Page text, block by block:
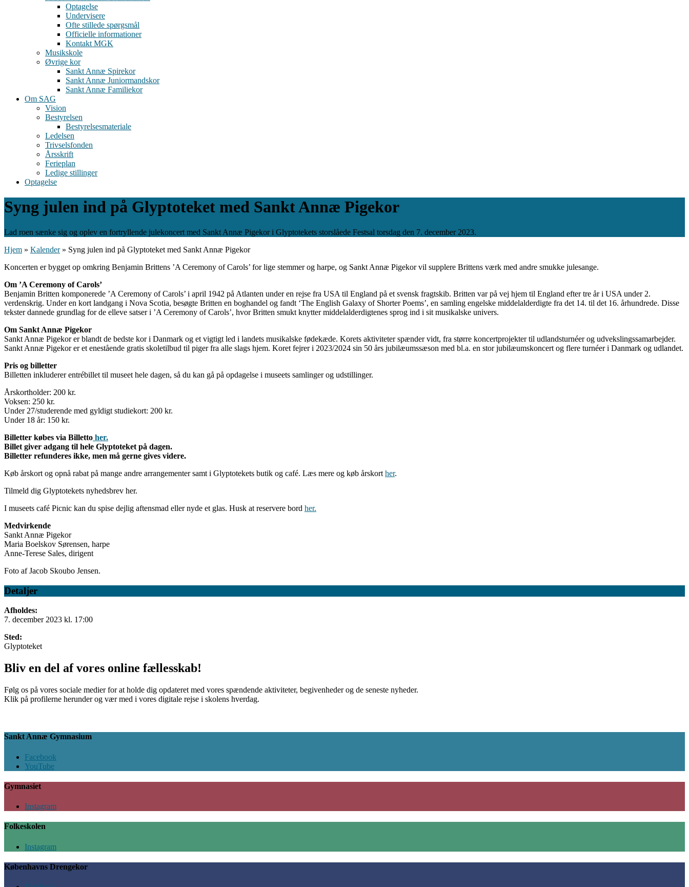
Optagelse
Undervisere
Ofte stillede spørgsmål
Officielle informationer
Kontakt MGK
Musikskole
Øvrige kor
Sankt Annæ Spirekor
Sankt Annæ Juniormandskor
Sankt Annæ Familiekor
Om SAG
Vision
Bestyrelsen
Bestyrelsesmateriale
Ledelsen
Trivselsfonden
Årsskrift
Ferieplan
Ledige stillinger
Optagelse
Syng julen ind på Glyptoteket med Sankt Annæ Pigekor
Lad roen sænke sig og oplev en fortryllende julekoncert med Sankt Annæ Pigekor i Glyptotekets storslåede Festsal torsdag den 7. december 2023.
Hjem » Kalender» Syng julen ind på Glyptoteket med Sankt Annæ Pigekor
Koncerten er bygget op omkring Benjamin Brittens ’A Ceremony of Carols’ for lige stemmer og harpe, og Sankt Annæ Pigekor vil supplere Brittens værk med andre smukke julesange.
Om ’A Ceremony of Carols’
Benjamin Britten komponerede ’A Ceremony of Carols’ i april 1942 på Atlanten under en rejse fra USA til England på et svensk fragtskib. Britten var på vej hjem til England efter tre år i USA under 2.
verdenskrig. Under en kort landgang i Nova Scotia, besøgte Britten en boghandel og fandt ‘The English Galaxy of Shorter Poems’, en samling engelske middelalderdigte fra det 14. til det 16. århundrede. Disse
tekster dannede grundlag for de elleve satser i ’A Ceremony of Carols’, hvor Britten smukt knytter middelalderdigtenes sprog ind i sit musikalske univers.
Om Sankt Annæ Pigekor
Sankt Annæ Pigekor er blandt de bedste kor i Danmark og et vigtigt led i landets musikalske fødekæde. Korets aktiviteter spænder vidt, fra større koncertprojekter til udlandsturnéer og udvekslingssamarbejder.
Sankt Annæ Pigekor er et enestående gratis skoletilbud til piger fra alle slags hjem. Koret fejrer i 2023/2024 sin 50 års jubilæumssæson med bl.a. en stor jubilæumskoncert og flere turnéer i Danmark og udlandet.
Pris og billetter
Billetten inkluderer entrébillet til museet hele dagen, så du kan gå på opdagelse i museets samlinger og udstillinger.
Årskortholder: 200 kr.
Voksen: 250 kr.
Under 27/studerende med gyldigt studiekort: 200 kr.
Under 18 år: 150 kr.
Billetter købes via Billetto her.
Billet giver adgang til hele Glyptoteket på dagen.
Billetter refunderes ikke, men må gerne gives videre.
Køb årskort og opnå rabat på mange andre arrangementer samt i Glyptotekets butik og café. Læs mere og køb årskort her.
Tilmeld dig Glyptotekets nyhedsbrev her.
I museets café Picnic kan du spise dejlig aftensmad eller nyde et glas. Husk at reservere bord her.
Medvirkende
Sankt Annæ Pigekor
Maria Boelskov Sørensen, harpe
Anne-Terese Sales, dirigent
Foto af Jacob Skoubo Jensen.
Detaljer
Afholdes:
7. december 2023 kl. 17:00
Sted:
Glyptoteket
Bliv en del af vores online fællesskab!
Følg os på vores sociale medier for at holde dig opdateret med vores spændende aktiviteter, begivenheder og de seneste nyheder.
Klik på profilerne herunder og vær med i vores digitale rejse i skolens hverdag.
Sankt Annæ Gymnasium
Facebook
YouTube
Gymnasiet
Instagram
Folkeskolen
Instagram
Københavns Drengekor